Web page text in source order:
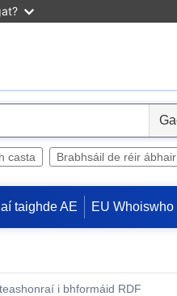
casta Brabhsáil de réir ábhair
taighde AE EU Whoiswho
i bhformáid RDF